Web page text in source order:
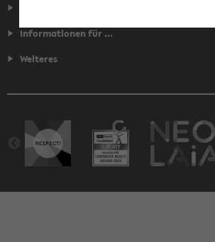
Informationen für ...
Weiteres